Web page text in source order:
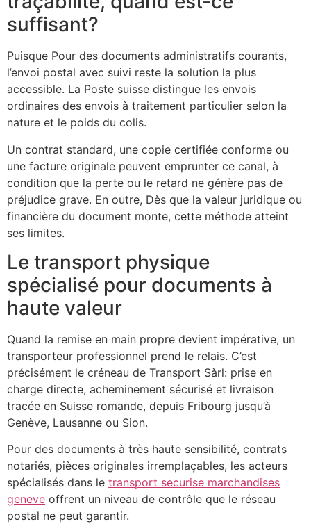
suffisant?
Puisque Pour des documents administratifs courants,
l’envoi postal avec suivi reste la solution la plus
accessible. La Poste suisse distingue les envois
ordinaires des envois à traitement particulier selon la
nature et le poids du colis.
Un contrat standard, une copie certifiée conforme ou
une facture originale peuvent emprunter ce canal, à
condition que la perte ou le retard ne génère pas de
préjudice grave. En outre, Dès que la valeur juridique ou
financière du document monte, cette méthode atteint
ses limites.
Le transport physique
spécialisé pour documents à
haute valeur
Quand la remise en main propre devient impérative, un
transporteur professionnel prend le relais. C’est
précisément le créneau de Transport Sàrl: prise en
charge directe, acheminement sécurisé et livraison
tracée en Suisse romande, depuis Fribourg jusqu’à
Genève, Lausanne ou Sion.
Pour des documents à très haute sensibilité, contrats
notariés, pièces originales irremplaçables, les acteurs
spécialisés dans le transport securise marchandises
geneve offrent un niveau de contrôle que le réseau
postal ne peut garantir.